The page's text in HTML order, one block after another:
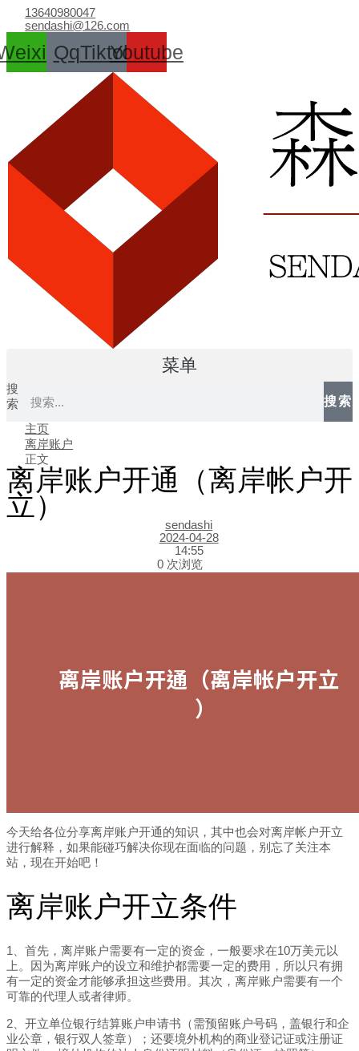
容
13640980047
sendashi@126.com
QqTiktokYoutube
菜单
搜
索
搜索
主页
离岸账户
正文
离岸账户开通（离岸帐户开
立）
sendashi
2024-04-28
14:55
0 次浏览
今天给各位分享离岸账户开通的知识，其中也会对离岸帐户开立
进行解释，如果能碰巧解决你现在面临的问题，别忘了关注本
站，现在开始吧！
离岸账户开立条件
1、首先，离岸账户需要有一定的资金，一般要求在10万美元以
上。因为离岸账户的设立和维护都需要一定的费用，所以只有拥
有一定的资金才能够承担这些费用。其次，离岸账户需要有一个
可靠的代理人或者律师。
2、开立单位银行结算账户申请书（需预留账户号码，盖银行和企
业公章，银行双人签章）；还要境外机构的商业登记证或注册证